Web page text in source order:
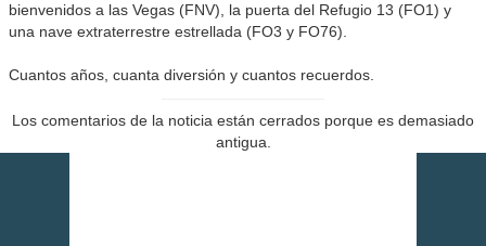
bienvenidos a las Vegas (FNV), la puerta del Refugio 13 (FO1) y
una nave extraterrestre estrellada (FO3 y FO76).
Cuantos años, cuanta diversión y cuantos recuerdos.
Los comentarios de la noticia están cerrados porque es demasiado
antigua.